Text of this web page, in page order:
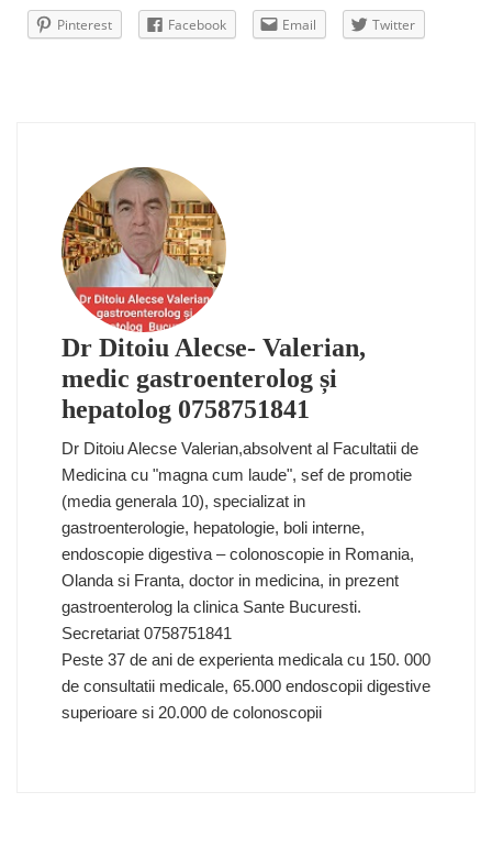
Pinterest Facebook Email Twitter
Dr Ditoiu Alecse- Valerian,
medic gastroenterolog și
hepatolog 0758751841
Dr Ditoiu Alecse Valerian,absolvent al Facultatii de
Medicina cu "magna cum laude", sef de promotie
(media generala 10), specializat in
gastroenterologie, hepatologie, boli interne,
endoscopie digestiva – colonoscopie in Romania,
Olanda si Franta, doctor in medicina, in prezent
gastroenterolog la clinica Sante Bucuresti.
Secretariat 0758751841
Peste 37 de ani de experienta medicala cu 150. 000
de consultatii medicale, 65.000 endoscopii digestive
superioare si 20.000 de colonoscopii